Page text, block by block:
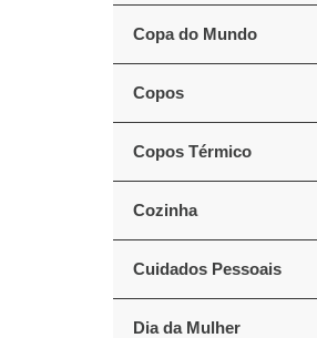
Copa do Mundo
Copos
Copos Térmico
Cozinha
Cuidados Pessoais
Dia da Mulher